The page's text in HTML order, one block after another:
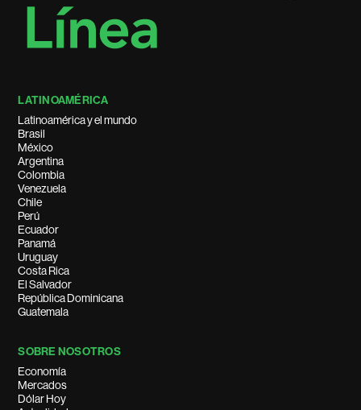
LATINOAMÉRICA
Latinoamérica y el mundo
Brasil
México
Argentina
Colombia
Venezuela
Chile
Perú
Ecuador
Panamá
Uruguay
Costa Rica
El Salvador
República Dominicana
Guatemala
SOBRE NOSOTROS
Economía
Mercados
Dólar Hoy